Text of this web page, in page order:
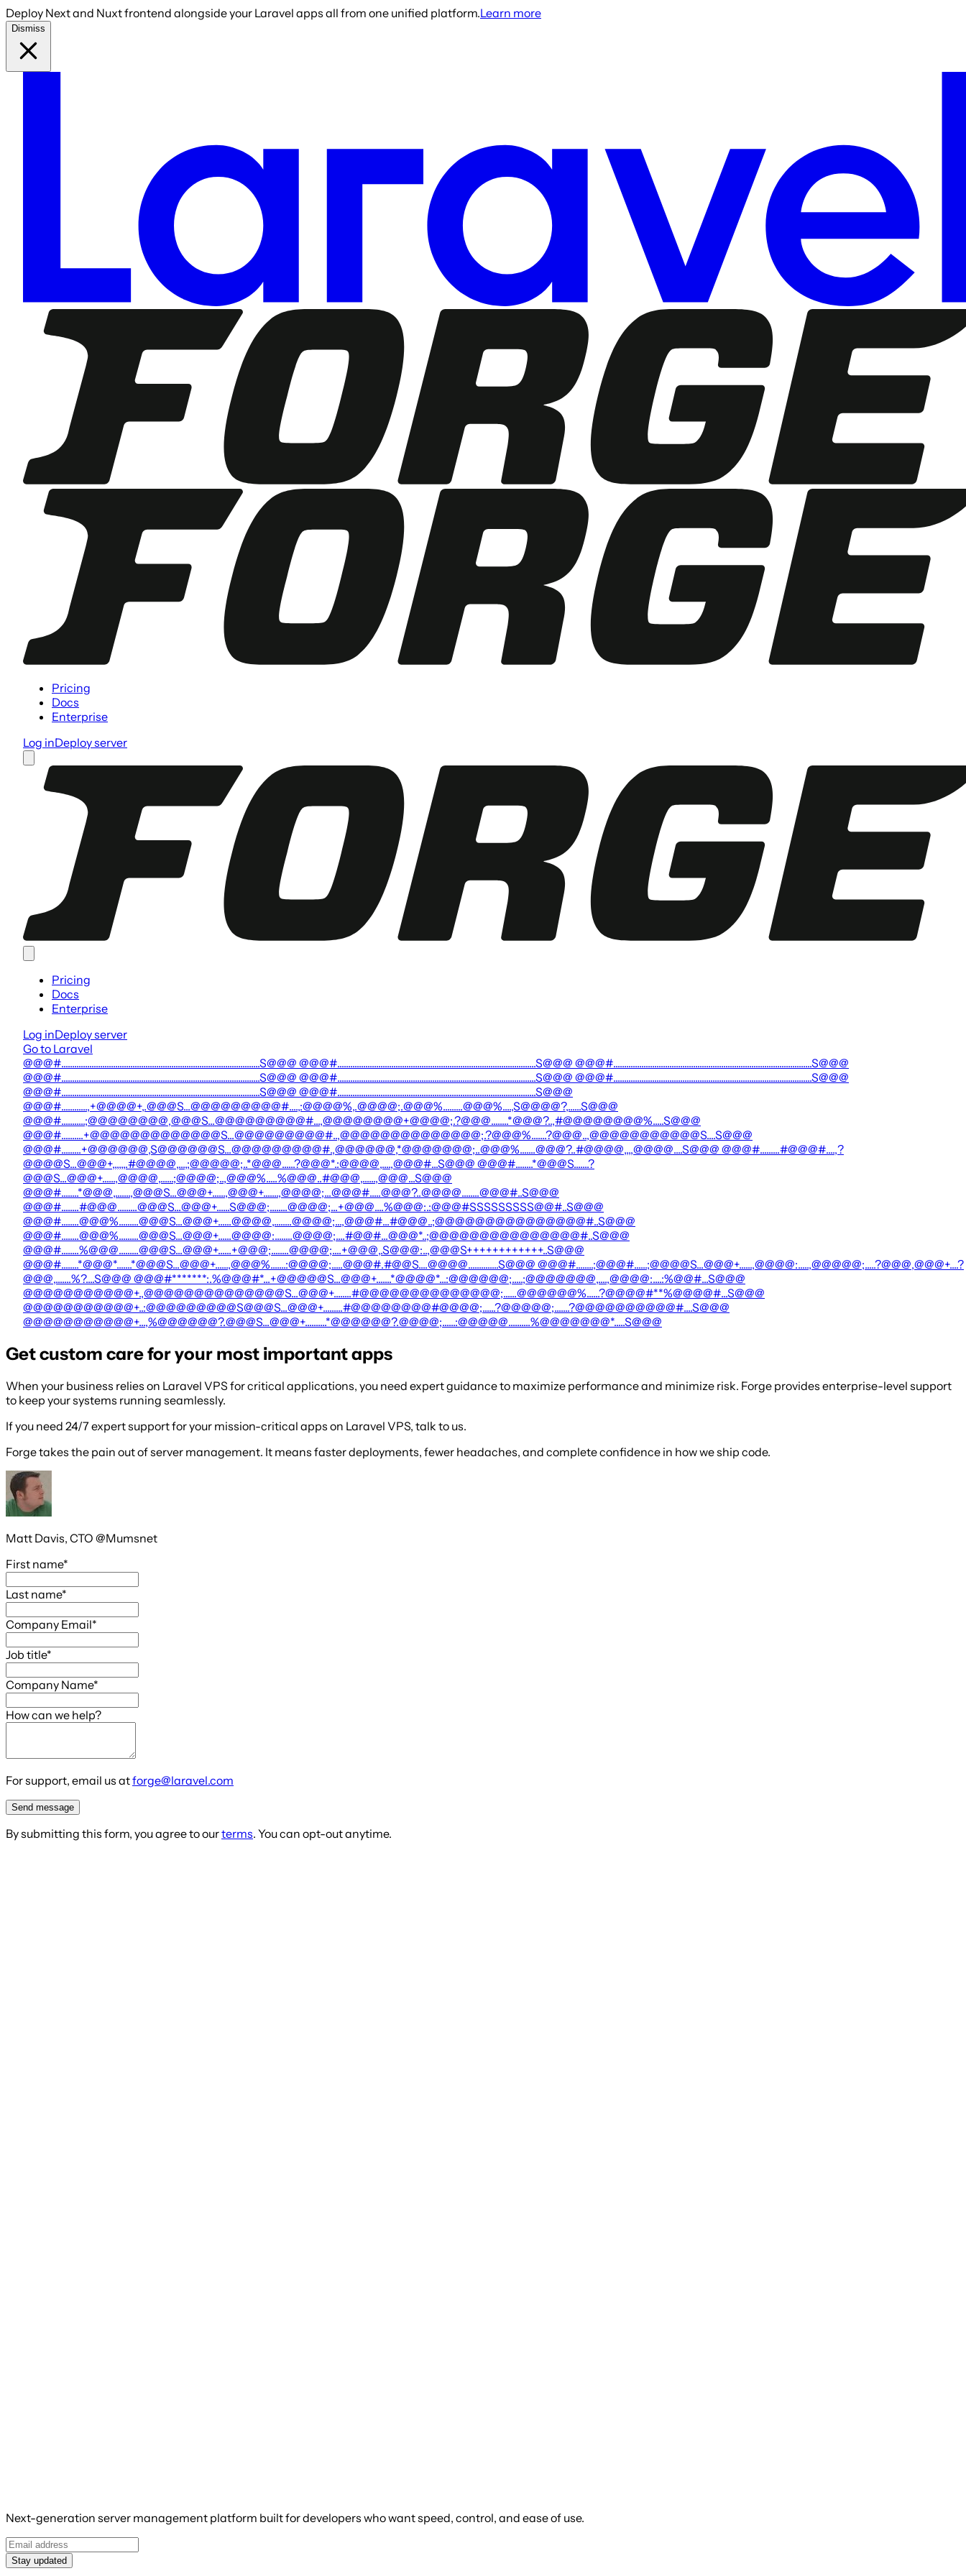
Deploy Next and Nuxt frontend alongside your Laravel apps all from one unified platform.Learn more
Dismiss
Pricing
Docs
Enterprise
Log inDeploy server
Pricing
Docs
Enterprise
Log inDeploy server
Go to Laravel
@@@#............................................................................................S@@@ @@@#............................................................................................S@@@ @@@#............................................................................................S@@@
@@@#............................................................................................S@@@ @@@#............................................................................................S@@@ @@@#............................................................................................S@@@
@@@#............................................................................................S@@@ @@@#............................................................................................S@@@
@@@#............,+@@@@+,.@@@S...@@@@@@@@@#....,:@@@@%,.@@@@;.@@@%.........@@@%....,S@@@@?,......S@@@
@@@#...........;@@@@@@@@,@@@S...@@@@@@@@@#...,@@@@@@@@+@@@@;.?@@@........*@@@?..,#@@@@@@@@%.....S@@@
@@@#..........+@@@@@@@@@@@@@S...@@@@@@@@@#..,@@@@@@@@@@@@@@;.?@@@%.......?@@@..,@@@@@@@@@@@S....S@@@
@@@#.........+@@@@@@,S@@@@@@S...@@@@@@@@@#.,@@@@@@,*@@@@@@@;..@@@%.......@@@?..#@@@@,,,,@@@@....S@@@ @@@#.........#@@@#....,?
@@@@S...@@@+,,,,,,.#@@@@,...,;@@@@@;..*@@@......?@@@*.:@@@@,....,@@@#...S@@@ @@@#........*@@@S.......?
@@@S...@@@+......,@@@@,......;@@@@;..,@@@%.....%@@@..#@@@,......,@@@...S@@@
@@@#........*@@@,.......,@@@S...@@@+......,@@@+.......,@@@@;...@@@#.....@@@?..@@@@........@@@#..S@@@
@@@#........#@@@.........@@@S...@@@+......S@@@;........@@@@;...+@@@....%@@@:.:@@@#SSSSSSSSS@@#..S@@@
@@@#........@@@%.........@@@S...@@@+......@@@@,........@@@@;...,@@@#...#@@@..;@@@@@@@@@@@@@@@#..S@@@
@@@#........@@@%.........@@@S...@@@+......@@@@:........@@@@;....#@@#...@@@*..;@@@@@@@@@@@@@@@#..S@@@
@@@#........%@@@.........@@@S...@@@+......+@@@;........@@@@;....+@@@,.S@@@:..,@@@S++++++++++++..S@@@
@@@#........*@@@*.......*@@@S...@@@+......,@@@%.......:@@@@;.....@@@#.#@@S....@@@@..............S@@@ @@@#........;@@@#......;@@@@S...@@@+......,@@@@:.....,@@@@@;.....?@@@,@@@+....?
@@@,.......%?....S@@@ @@@#*******:.%@@@#*...+@@@@@S...@@@+.......*@@@@*...:@@@@@@;.....;@@@@@@@,....,@@@@:....:%@@#...S@@@
@@@@@@@@@@@+.,@@@@@@@@@@@@@@S...@@@+........#@@@@@@@@@@@@@@;......@@@@@@%......?@@@@#**%@@@@#...S@@@
@@@@@@@@@@@+..:@@@@@@@@@S@@@S...@@@+.........#@@@@@@@@#@@@@;......?@@@@@;.......?@@@@@@@@@@#....S@@@
@@@@@@@@@@@+...,%@@@@@@?.@@@S...@@@+..........*@@@@@@?.@@@@;......:@@@@@..........%@@@@@@@*.....S@@@
Get custom care for your most important apps
When your business relies on Laravel VPS for critical applications, you need expert guidance to maximize performance and minimize risk. Forge provides enterprise-level support
to keep your systems running seamlessly.
If you need 24/7 expert support for your mission-critical apps on Laravel VPS, talk to us.
Forge takes the pain out of server management. It means faster deployments, fewer headaches, and complete confidence in how we ship code.
Matt Davis, CTO @Mumsnet
First name*
Last name*
Company Email*
Job title*
Company Name*
How can we help?
For support, email us atforge@laravel.com
Send message
By submitting this form, you agree to ourterms. You can opt-out anytime.
Next-generation server management platform built for developers who want speed, control, and ease of use.
Stay updated